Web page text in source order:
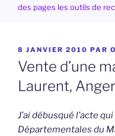
des pages les outils de
PUBLIÉ
LE
8 JANVIER 2010 PAR
Vente d’une
Laurent,
J’ai débusqué l’acte
Départementales du